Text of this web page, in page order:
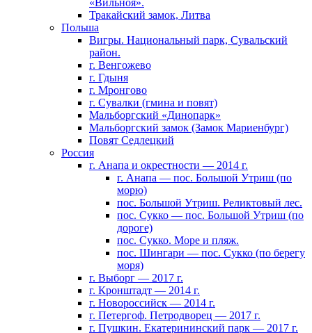
«Вильноя».
Тракайский замок, Литва
Польша
Вигры. Национальный парк, Сувальский
район.
г. Венгожево
г. Гдыня
г. Мронгово
г. Сувалки (гмина и повят)
Мальборгский «Динопарк»
Мальборгский замок (Замок Мариенбург)
Повят Седлецкий
Россия
г. Анапа и окрестности — 2014 г.
г. Анапа — пос. Большой Утриш (по
морю)
пос. Большой Утриш. Реликтовый лес.
пос. Сукко — пос. Большой Утриш (по
дороге)
пос. Сукко. Море и пляж.
пос. Шингари — пос. Сукко (по берегу
моря)
г. Выборг — 2017 г.
г. Кронштадт — 2014 г.
г. Новороссийск — 2014 г.
г. Петергоф. Петродворец — 2017 г.
г. Пушкин. Екатерининский парк — 2017 г.